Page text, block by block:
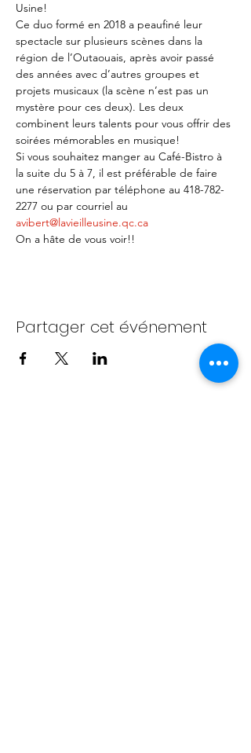
Usine!
Ce duo formé en 2018 a peaufiné leur
spectacle sur plusieurs scènes dans la
région de l’Outaouais, après avoir passé
des années avec d’autres groupes et
projets musicaux (la scène n’est pas un
mystère pour ces deux). Les deux
combinent leurs talents pour vous offrir des
soirées mémorables en musique!
Si vous souhaitez manger au Café-Bistro à
la suite du 5 à 7, il est préférable de faire
une réservation par téléphone au 418-782-
2277 ou par courriel au
avibert@lavieilleusine.qc.ca
On a hâte de vous voir!!
Partager cet événement